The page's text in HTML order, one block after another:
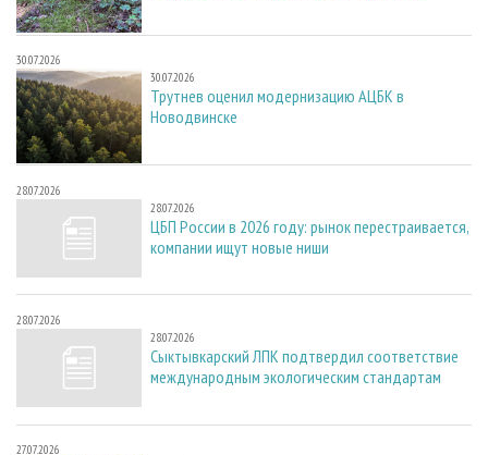
30.07.2026
30.07.2026
Трутнев оценил модернизацию АЦБК в
Новодвинске
28.07.2026
28.07.2026
ЦБП России в 2026 году: рынок перестраивается,
компании ищут новые ниши
28.07.2026
28.07.2026
Сыктывкарский ЛПК подтвердил соответствие
международным экологическим стандартам
27.07.2026